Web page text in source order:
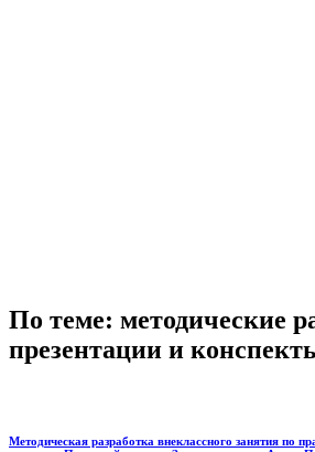
По теме: методические
презентации и
Методическая разработка внеклассного занятия по